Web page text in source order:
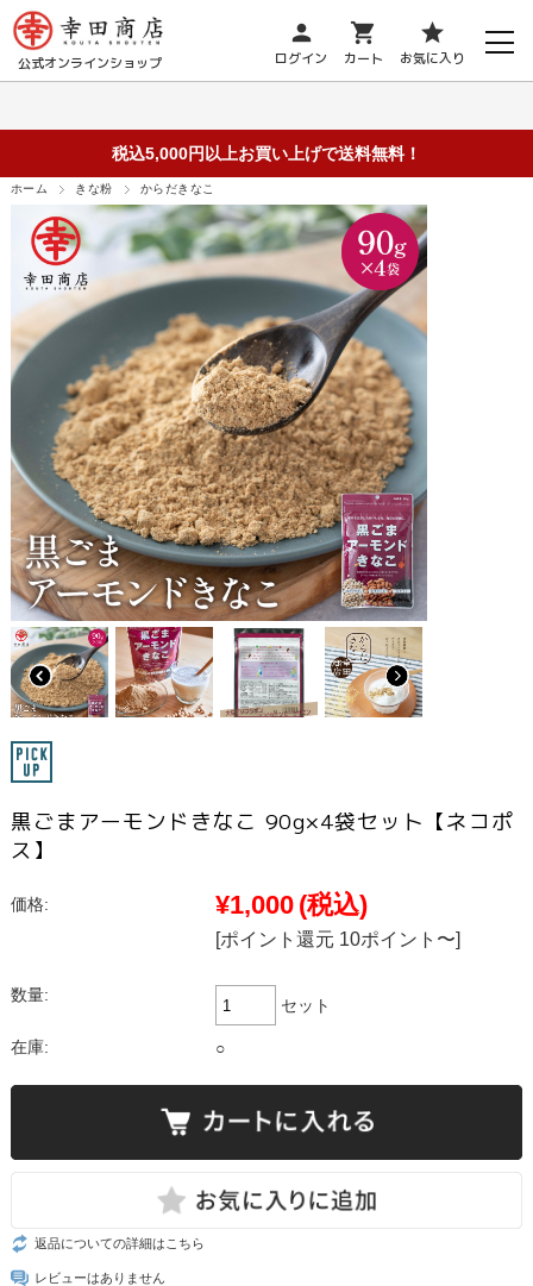
公式オンラインショップ
person
ログイン
shopping_cart
カート
star
お気に入り
税込5,000円以上お買い上げで送料無料！
ホーム きな粉 からだきなこ
黒ごまアーモンドきなこ 90g×4袋セット【ネコポ
ス】
価格: ¥1,000 (税込)
[ポイント還元 10ポイント〜]
数量:
セット
在庫: ○
返品についての詳細はこちら
レビューはありません